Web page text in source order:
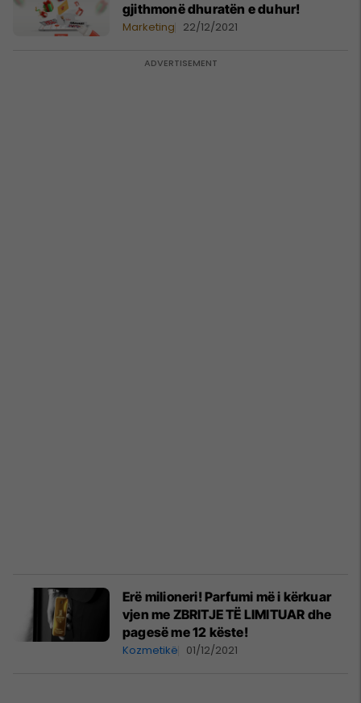
gjithmonë dhuratën e duhur!
Marketing 22/12/2021
Erë milioneri! Parfumi më i kërkuar
vjen me ZBRITJE TË LIMITUAR dhe
pagesë me 12 këste!
Kozmetikë 01/12/2021